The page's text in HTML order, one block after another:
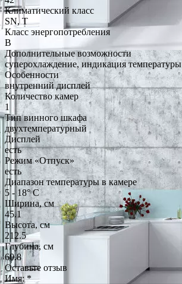
Климатический класс
SN, T
Класс энергопотребления
B
Дополнительные возможности
суперохлаждение, индикация температуры
Особенности
внутренний дисплей
Количество камер
1
Тип винного шкафа
двухтемпературный
Дисплей
есть
Режим «Отпуск»
есть
Диапазон температуры в камере
5 - 18° С
Ширина, см
45.1
Высота, см
212.5
Глубина, см
60.8
Оставьте отзыв
Имя:*